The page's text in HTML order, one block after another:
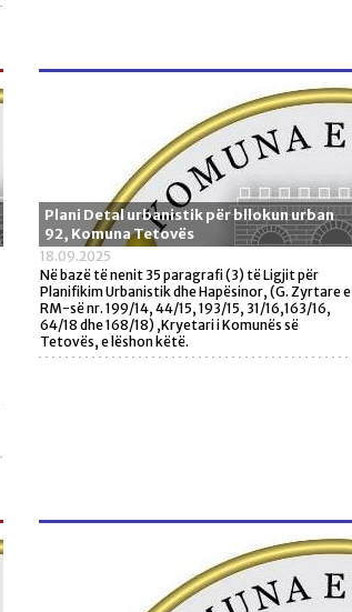
Plani Detal urbanistik për bllokun urban
92, Komuna Tetovës
18.09.2025
Në bazë të nenit 35 paragrafi (3) të Ligjit për
Planifikim Urbanistik dhe Hapësinor, (G. Zyrtare e
RM-së nr. 199/14, 44/15, 193/15, 31/16,163/16,
64/18 dhe 168/18) ,Kryetari i Komunës së
Tetovës, e lëshon këtë.